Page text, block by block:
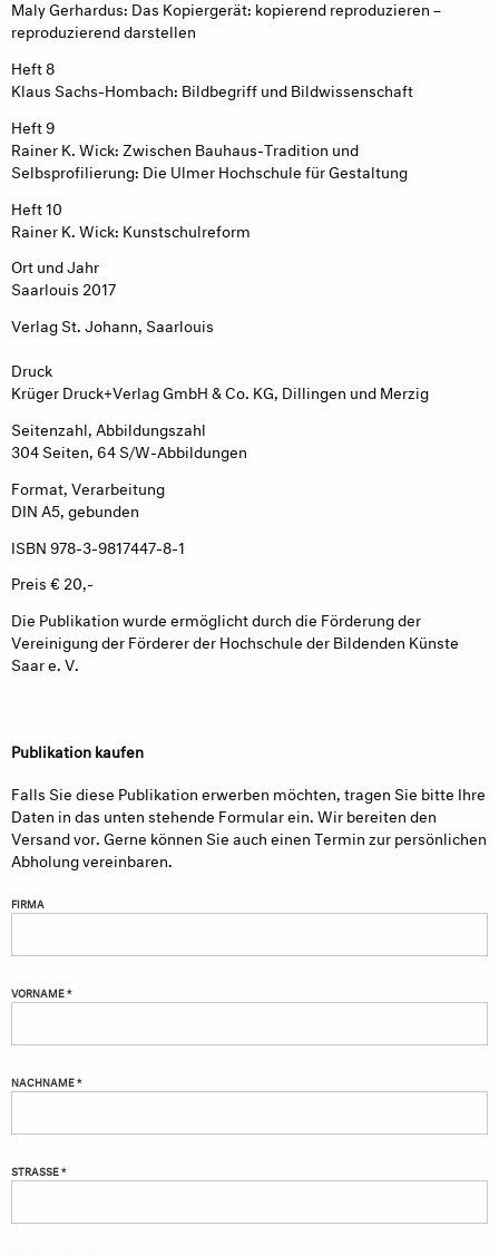
Maly Gerhardus: Das Kopiergerät: kopierend reproduzieren –
reproduzierend darstellen
Heft 8
Klaus Sachs-Hombach: Bildbegriff und Bildwissenschaft
Heft 9
Rainer K. Wick: Zwischen Bauhaus-Tradition und
Selbsprofilierung: Die Ulmer Hochschule für Gestaltung
Heft 10
Rainer K. Wick: Kunstschulreform
Ort und Jahr
Saarlouis 2017
Verlag St. Johann, Saarlouis
Druck
Krüger Druck+Verlag GmbH & Co. KG, Dillingen und Merzig
Seitenzahl, Abbildungszahl
304 Seiten, 64 S/W-Abbildungen
Format, Verarbeitung
DIN A5, gebunden
ISBN 978-3-9817447-8-1
Preis € 20,-
Die Publikation wurde ermöglicht durch die Förderung der
Vereinigung der Förderer der Hochschule der Bildenden Künste
Saar e. V.
Publikation kaufen
Falls Sie diese Publikation erwerben möchten, tragen Sie bitte Ihre
Daten in das unten stehende Formular ein. Wir bereiten den
Versand vor. Gerne können Sie auch einen Termin zur persönlichen
Abholung vereinbaren.
FIRMA
VORNAME *
NACHNAME *
STRASSE *